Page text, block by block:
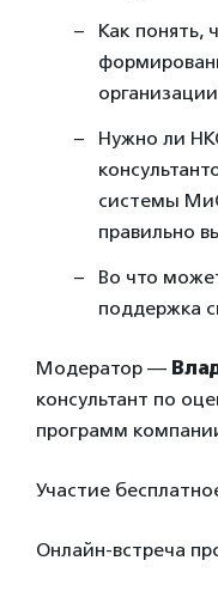
Как понять,
Нужно ли
системы
правильно
Во что
поддержка
Модератор —
консультант по
программ
Участие
Онлайн-встреча